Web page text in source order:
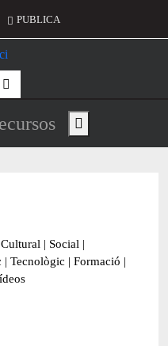
compte d'usuari
PUBLICA
de
Show main menu
Cultural | Social |
| Tecnològic | Formació |